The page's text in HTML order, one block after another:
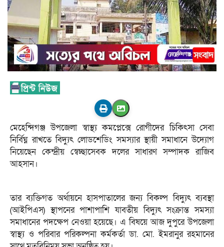
মেহেন্দিগঞ্জ উপজেলা স্বাস্থ্য কমপ্লেক্সে রোগীদের চিকিৎসা সেবা
নির্বিঘ্ন রাখতে বিদ্যুৎ লোডশেডিং সমস্যার স্থায়ী সমাধানে উদ্যোগ
নিয়েছেন কেন্দ্রীয় স্বেচ্ছাসেবক দলের সাধারণ সম্পাদক রাজিব
আহসান।
তার ব্যক্তিগত অর্থায়নে হাসপাতালের জন্য বিকল্প বিদ্যুৎ ব্যবস্থা
(আইপিএস) স্থাপনের পাশাপাশি যাবতীয় বিদ্যুৎ সংক্রান্ত সমস্যা
সমাধানের পদক্ষেপ নেওয়া হয়েছে। এ বিষয়ে আজ দুপুরে উপজেলা
স্বাস্থ্য ও পরিবার পরিকল্পনা কর্মকর্তা ডা. মো. ইমরানুর রহমানের